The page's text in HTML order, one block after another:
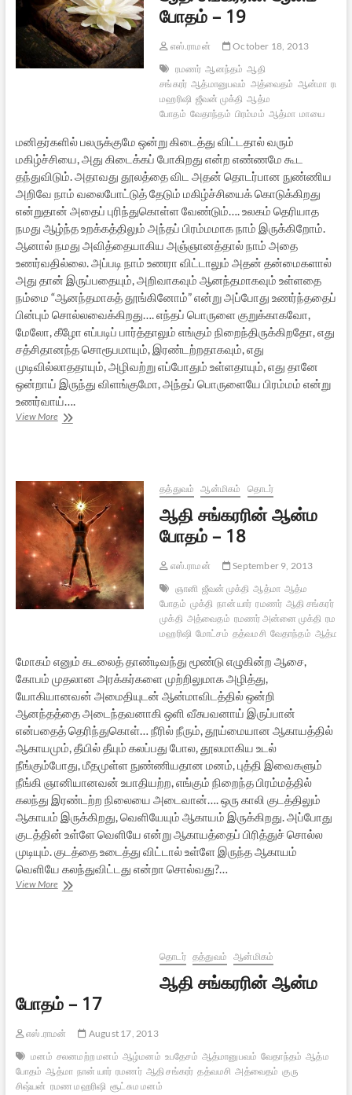
போதம் – 19
எஸ்.ராமன்
October 18, 2013
ரமணர் ஆனந்தம் ஆதி
சங்கரர் ஆத்மானுபவம் அத்வைதம் ஆன்மா
மஹரிஷி ஜீவன் முக்தி ஆத்ம
போதம் வேதாந்தம் பிரம்மம் ஆத்மா மாயை
மனிதர்களில் பலருக்குமே ஒன்று கிடைத்து விட்டதால் வரும்
மகிழ்ச்சியை, அது கிடைக்கப் போகிறது என்ற எண்ணமே கூட
தந்துவிடும். அதாவது தூலத்தை விட அதன் தொடர்பான நுண்ணிய
அறிவே நாம் வலைபோட்டுத் தேடும் மகிழ்ச்சியைக் கொடுக்கிறது
என்றுதான் அதைப் புரிந்துகொள்ள வேண்டும்…. உலகம் தெரியாத
நமது ஆழ்ந்த உறக்கத்திலும் அந்தப் பிரம்மமாக நாம் இருக்கிறோம்.
ஆனால் நமது அவித்தையாகிய அஞ்ஞானத்தால் நாம் அதை
உணர்வதில்லை. அப்படி நாம் உணரா விட்டாலும் அதன் தன்மைகளால்
அது தான் இருப்பதையும், அறிவாகவும் ஆனந்தமாகவும் உள்ளதை
நம்மை “ஆனந்தமாகத் தூங்கினோம்” என்று அப்போது உணர்ந்ததைப்
பின்பும் சொல்லவைக்கிறது…. எந்தப் பொருளை குறுக்காகவோ,
மேலோ, கீழோ எப்படிப் பார்த்தாலும் எங்கும் நிறைந்திருக்கிறதோ, எது
சத்சிதானந்த சொரூபமாயும், இரண்டற்றதாகவும், எது
முடிவில்லாததாயும், அழிவற்று எப்போதும் உள்ளதாயும், எது தானே
ஒன்றாய் இருந்து விளங்குமோ, அந்தப் பொருளையே பிரம்மம் என்று
உணர்வாய்….
View Moreஆதி
19
தத்துவம் ஆன்மிகம் தொடர்
ஆதி சங்கரரின் ஆன்ம
போதம் – 18
எஸ்.ராமன்
September 9, 2013
ஞானி ஜீவன் முக்தி ஆத்மா ஆத்ம
போதம் முக்தி நான் யார் ரமணர் ஆதி சங்கரர்
முக்தி அத்வைதம் ரமணர் அன்னை முக்தி ரமண
மஹரிஷி மோட்சம் தத்வமசி வேதாந்தம்
மோகம் எனும் கடலைத் தாண்டிவந்து மூண்டு எழுகின்ற ஆசை,
கோபம் முதலான அரக்கர்களை முற்றிலுமாக அழித்து,
யோகியானவன் அமைதியுடன் ஆன்மாவிடத்தில் ஒன்றி
ஆனந்தத்தை அடைந்தவனாகி ஒளி வீசுபவனாய் இருப்பான்
என்பதைத் தெரிந்துகொள்… நீரில் நீரும், தூய்மையான ஆகாயத்தில்
ஆகாயமும், தீயில் தீயும் கலப்பது போல, தூலமாகிய உடல்
நீங்கும்போது, மீதமுள்ள நுண்ணியதான மனம், புத்தி இவைகளும்
நீங்கி ஞானியானவன் உபாதியற்ற, எங்கும் நிறைந்த பிரம்மத்தில்
கலந்து இரண்டற்ற நிலையை அடைவான்…. ஒரு காலி குடத்திலும்
ஆகாயம் இருக்கிறது, வெளியேயும் ஆகாயம் இருக்கிறது. அப்போது
குடத்தின் உள்ளே வெளியே என்று ஆகாயத்தைப் பிரித்துச் சொல்ல
முடியும். குடத்தை உடைத்து விட்டால் உள்ளே இருந்த ஆகாயம்
வெளியே கலந்துவிட்டது என்றா சொல்வது?…
View Moreஆதி
தொடர் தத்துவம் ஆன்மிகம்
ஆதி சங்கரரின் ஆன்ம
போதம் – 17
எஸ்.ராமன்
August 17, 2013
மனம் சலனமற்ற மனம் ஆழ்மனம் உபதேசம் ஆத்மானுபவம் வேதாந்தம் ஆத்ம
போதம் ஆத்மா நான் யார் ரமணர் ஆதி சங்கரர் தத்வமசி அத்வைதம் குரு
சிஷ்யன் ரமண மஹரிஷி சூட்சும மனம்